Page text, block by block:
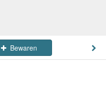
Bewaren